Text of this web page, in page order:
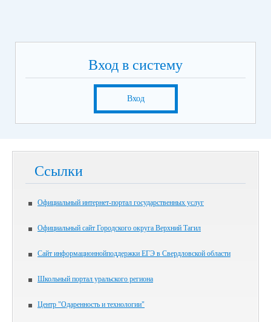
Вход в систему
Вход
Ссылки
Официальный интернет-портал государственных услуг
Официальный сайт Городского округа Верхний Тагил
Сайт информационнойподдержки ЕГЭ в Свердловской области
Школьный портал уральского региона
Центр "Одаренность и технологии"